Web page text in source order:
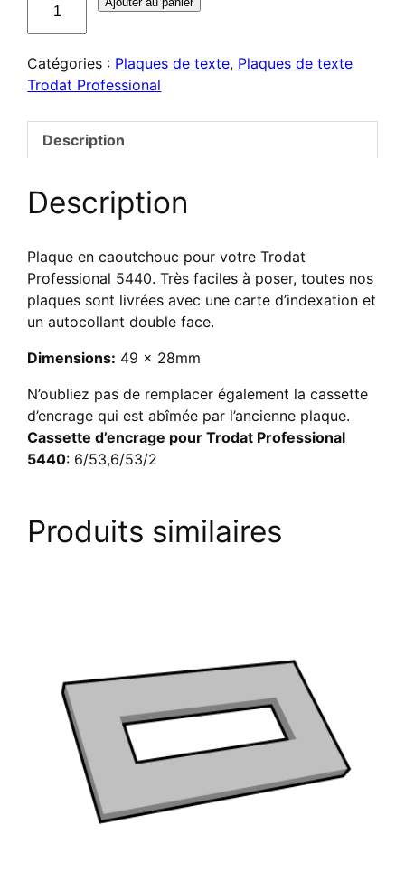
de
texte
Professional
Catégories : Plaques de texte, Plaques de texte
Trodat Professional
Description
Description
Plaque en caoutchouc pour votre Trodat
Professional 5440. Très faciles à poser, toutes nos
plaques sont livrées avec une carte d’indexation et
un autocollant double face.
Dimensions: 49 x 28mm
N’oubliez pas de remplacer également la cassette
d’encrage qui est abîmée par l’ancienne plaque.
Cassette d’encrage pour Trodat Professional
5440: 6/53,6/53/2
Produits similaires